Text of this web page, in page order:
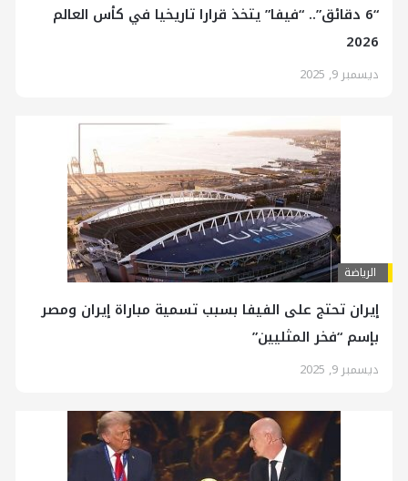
“6 دقائق”.. “فيفا” يتخذ قرارا تاريخيا في كأس العالم
2026
ديسمبر 9, 2025
الرياضة
إيران تحتج على الفيفا بسبب تسمية مباراة إيران ومصر
بإسم “فخر المثليين”
ديسمبر 9, 2025